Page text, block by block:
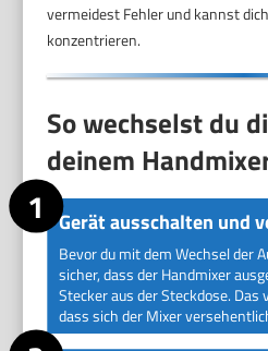
vermeidest Fehler und kannst
konzentrieren.
So wechselst du
deinem
Gerät ausschalten und
Bevor du mit dem Wechsel der
sicher, dass der Handmixer
Stecker aus der Steckdose.
dass sich der Mixer